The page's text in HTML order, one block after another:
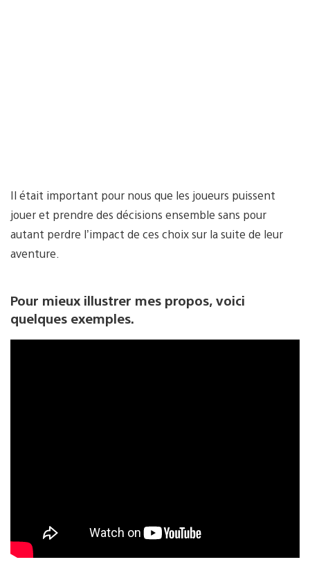
Il était important pour nous que les joueurs puissent
jouer et prendre des décisions ensemble sans pour
autant perdre l’impact de ces choix sur la suite de leur
aventure.
Pour mieux illustrer mes propos, voici
quelques exemples.